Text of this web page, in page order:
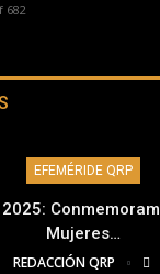
682
EFEMÉRIDE QRP
Mujeres…
REDACCIÓN QRP